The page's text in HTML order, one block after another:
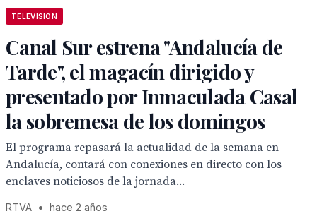
TELEVISION
Canal Sur estrena "Andalucía de
Tarde", el magacín dirigido y
presentado por Inmaculada Casal
la sobremesa de los domingos
El programa repasará la actualidad de la semana en
Andalucía, contará con conexiones en directo con los
enclaves noticiosos de la jornada...
RTVA • hace 2 años